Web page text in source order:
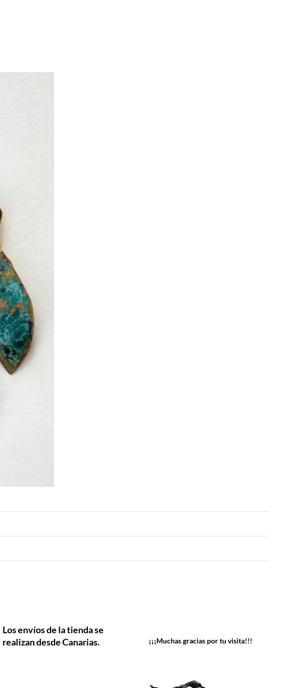
Los envíos de la tienda se
realizan desde Canarias.
¡¡¡Muchas gracias por tu visita!!!